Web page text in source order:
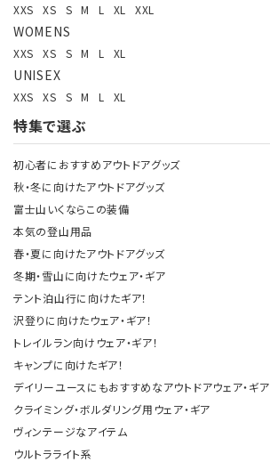
XXS XS S M L XL XXL
WOMENS
XXS XS S M L XL
UNISEX
XXS XS S M L XL
特集で選ぶ
初心者におすすめアウトドアグッズ
秋・冬に向けたアウトドアグッズ
富士山いくならこの装備
本気の登山用品
春・夏に向けたアウトドアグッズ
冬期・雪山に向けたウェア・ギア
テント泊山行に向けたギア！
沢登りに向けたウェア・ギア！
トレイルラン向けウェア・ギア！
キャンプに向けたギア！
デイリーユースにもおすすめなアウトドアウェア・ギア
クライミング・ボルダリング用ウェア・ギア
ヴィンテージなアイテム
ウルトラライト系